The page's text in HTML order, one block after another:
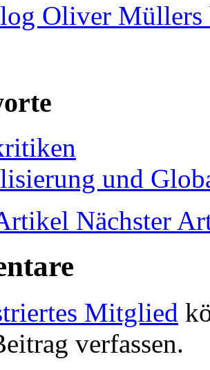
Oliver
und
Nächster
Mitglied
verfassen.